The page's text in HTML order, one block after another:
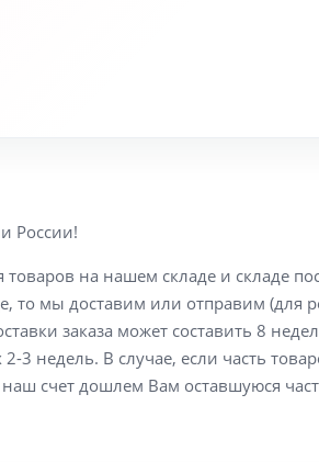
России!
товаров на нашем складе и
мы доставим или отправим (для
заказа может составить 8
3 недель. В случае, если часть
счет дошлем Вам оставшуюся